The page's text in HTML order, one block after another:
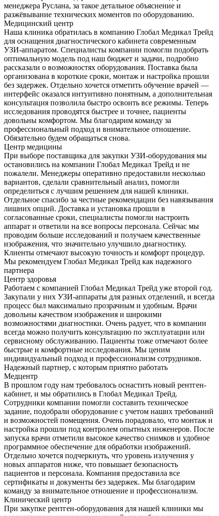
менеджера Руслана, за такое детальное объяснение и
разжёвывание технических моментов по оборудованию.
Медицинский центр
Наша клиника обратилась в компанию Глобал Медикал Трейд
для оснащения диагностического кабинета современным
УЗИ-аппаратом. Специалисты компании помогли подобрать
оптимальную модель под наш бюджет и задачи, подробно
рассказали о возможностях оборудования. Поставка была
организована в короткие сроки, монтаж и настройка прошли
без задержек. Отдельно хочется отметить обучение врачей —
интерфейс оказался интуитивно понятным, а дополнительная
консультация позволила быстро освоить все режимы. Теперь
исследования проводятся быстрее и точнее, пациенты
довольны комфортом. Мы благодарим команду за
профессиональный подход и внимательное отношение.
Обязательно будем обращаться снова.
Центр медицины
При выборе поставщика для закупки УЗИ-оборудования мы
остановились на компании Глобал Медикал Трейд и не
пожалели. Менеджеры оперативно предоставили несколько
вариантов, сделали сравнительный анализ, помогли
определиться с лучшим решением для нашей клиники.
Отдельное спасибо за честные рекомендации без навязывания
лишних опций. Доставка и установка прошли в
согласованные сроки, специалисты помогли настроить
аппарат и ответили на все вопросы персонала. Сейчас мы
проводим больше исследований и получаем качественные
изображения, что значительно улучшило диагностику.
Клиенты отмечают высокую точность и комфорт процедур.
Мы рекомендуем Глобал Медикал Трейд как надежного
партнера
Центр здоровья
Работаем с компанией Глобал Медикал Трейд уже второй год.
Закупали у них УЗИ-аппараты для разных отделений, и всегда
процесс был максимально прозрачным и удобным. Врачи
довольны качеством изображения и широкими
возможностями диагностики. Очень радует, что в компании
всегда можно получить консультацию по эксплуатации или
сервисному обслуживанию. Пациенты тоже отмечают более
быстрые и комфортные исследования. Мы ценим
индивидуальный подход и профессионализм сотрудников.
Надежный партнер, с которым приятно работать
Медцентр
В прошлом году нам требовалось оснастить новый рентген-
кабинет, и мы обратились в Глобал Медикал Трейд.
Сотрудники компании помогли составить техническое
задание, подобрали оборудование с учетом наших требований
и возможностей помещения. Очень порадовало, что монтаж и
настройка прошли под контролем опытных инженеров. После
запуска врачи отметили высокое качество снимков и удобное
программное обеспечение для обработки изображений.
Отдельно хочется подчеркнуть, что уровень излучения у
новых аппаратов ниже, что повышает безопасность
пациентов и персонала. Компания предоставила все
сертификаты и документы без задержек. Мы благодарим
команду за внимательное отношение и профессионализм.
Клинический центр
При закупке рентген-оборудования для нашей клиники мы